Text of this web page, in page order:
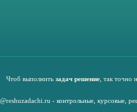
Чтоб выполнить задач решение , так
@reshuzadachi.ru - контрольные, курсовые